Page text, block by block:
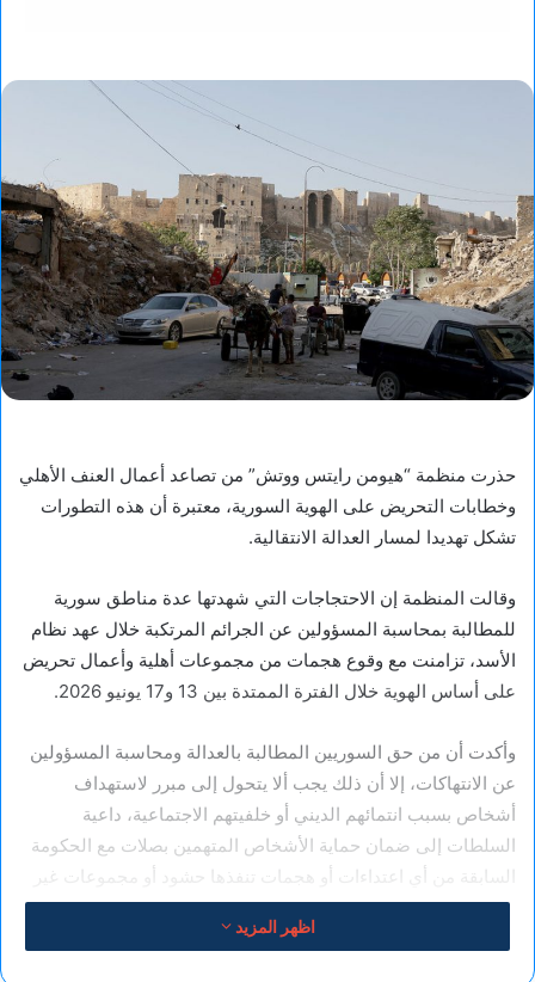
حذرت منظمة “هيومن رايتس ووتش” من تصاعد أعمال العنف الأهلي
وخطابات التحريض على الهوية السورية، معتبرة أن هذه التطورات
تشكل تهديدا لمسار العدالة الانتقالية.
وقالت المنظمة إن الاحتجاجات التي شهدتها عدة مناطق سورية
للمطالبة بمحاسبة المسؤولين عن الجرائم المرتكبة خلال عهد نظام
الأسد، تزامنت مع وقوع هجمات من مجموعات أهلية وأعمال تحريض
على أساس الهوية خلال الفترة الممتدة بين 13 و17 يونيو 2026.
وأكدت أن من حق السوريين المطالبة بالعدالة ومحاسبة المسؤولين
عن الانتهاكات، إلا أن ذلك يجب ألا يتحول إلى مبرر لاستهداف
أشخاص بسبب انتمائهم الديني أو خلفيتهم الاجتماعية، داعية
السلطات إلى ضمان حماية الأشخاص المتهمين بصلات مع الحكومة
السابقة من أي اعتداءات أو هجمات تنفذها حشود أو مجموعات غير
نظامية.
اظهر المزيد